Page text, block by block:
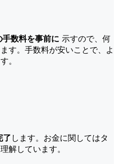
手数料を事前に 示すので、何
す。手数料が安いことで、よ
。
了 します。お金に関してはタ
解しています。